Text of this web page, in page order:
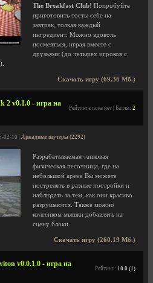
The Breakfast Club! Попробуйте
приготовить тосты себе на
завтрак, толкая каждый
ингредиент. Можно вдоволь
посмеяться, играя вместе с
друзьями (до четырех игроков с
Скачать игру (69.36 Мб.)
2 v0.1.0 - игра на
Рейтинга пока нет | Баллы: 2
02-10 | Аркадные шутеры (2292)
Разрабатываемая танковая
физическая песочница, где на
небольшой арене Вы можете
пострелять в разные постройки и
наблюдать за тем, как они красиво
разрушаются. Также можно
колесиком мышки добавлять на
сцену блоки.
Скачать игру (260.19 Мб.)
v0.0.1.0 - игра на
Рейтинг: 10.0 (1)